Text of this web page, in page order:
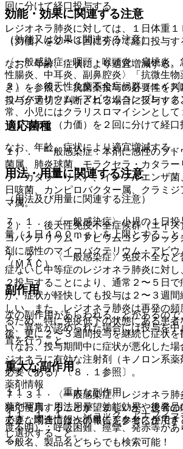
効能・効果に関連する注意
（効能又は効果に関連する注意）
〈一般感染症：咽頭・喉頭炎、扁桃炎
性腸炎、中耳炎、副鼻腔炎〉「抗微生物
き」を参照し、抗菌薬投与の必要性を
投与が適切と判断される場合に投与する
適応菌種
１）． 一般感染症：本剤に感性のブド
菌属、肺炎球菌、モラクセラ・カタラー
ラ・カタラーリス）、インフルエンザ
日咳菌、カンピロバクター属、クラミ
マ属。
２）． 後天性免疫不全症候群（エイズ
コバクテリウム・アビウムコンプレッ
剤に感性のマイコバクテリウム・アビウ
（ＭＡＣ）。
副作用
次の副作用があらわれることがあるの
い、異常が認められた場合には投与を
置を行うこと。
重大な副作用
１１．１． 重大な副作用
１１．１．１． ショック、アナフィラ
度不明）：呼吸困難、痙攣、発赤等があ
る。
回に分けて経口投与する。
レジオネラ肺炎に対しては、１日体重１
（力価）を２〜３回に分けて経口投与す
なお、年齢、症状により適宜増減する。
２）． 後天性免疫不全症候群（エイズ
コバクテリウム・アビウムコンプレック
常、小児にはクラリスロマイシンとして
り１５ｍｇ（力価）を２回に分けて経口
なお、年齢、症状により適宜増減する。
用法・用量に関連する注意
（用法及び用量に関連する注意）
７．１． 〈一般感染症〉小児の１日投
量（１日４００ｍｇ）を上限とすること
７．２． 〈一般感染症〉免疫不全など
症ないし中等症のレジオネラ肺炎に対
２投与することにより、通常２〜５日で
が、症状が軽快しても投与は２〜３週間
しい。また、レジオネラ肺炎は再発の
るため、特に免疫低下の状態にある患者
後、更に２〜３週間投与を継続し症状
（なお、投与期間中に症状が悪化した場
ジオネラに有効な注射剤（キノロン系
必要である）〔８．１参照〕。
７．３． 〈一般感染症〉レジオネラ肺
独で使用することが望ましいが、患者
必要な場合には次の報告を参考に併用
し選択すること。
薬剤情報
薬剤写真、用法用量、効能効果や後発
でき、関連情報へ簡単にアクセスができ
一般名、製品名どちらでも検索可能！